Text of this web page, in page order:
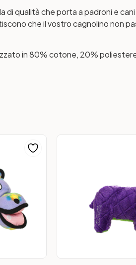
di qualità che porta a padroni e
che il vostro cagnolino non
in 80% cotone, 20%